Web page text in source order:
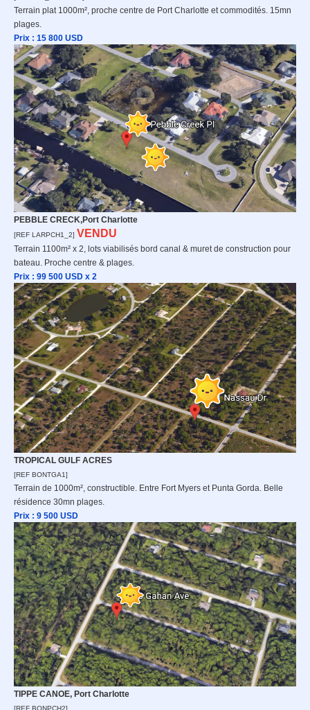
Terrain plat 1000m², proche centre de Port Charlotte et commodités. 15mn
plages.
Prix : 15 800 USD
PEBBLE CRECK,Port Charlotte
[REF LARPCH1_2] VENDU
Terrain 1100m² x 2, lots viabilisés bord canal & muret de construction pour
bateau. Proche centre & plages.
Prix : 99 500 USD x 2
TROPICAL GULF ACRES
[REF BONTGA1]
Terrain de 1000m², constructible. Entre Fort Myers et Punta Gorda. Belle
résidence 30mn plages.
Prix : 9 500 USD
TIPPE CANOE, Port Charlotte
[REF BONPCH2]